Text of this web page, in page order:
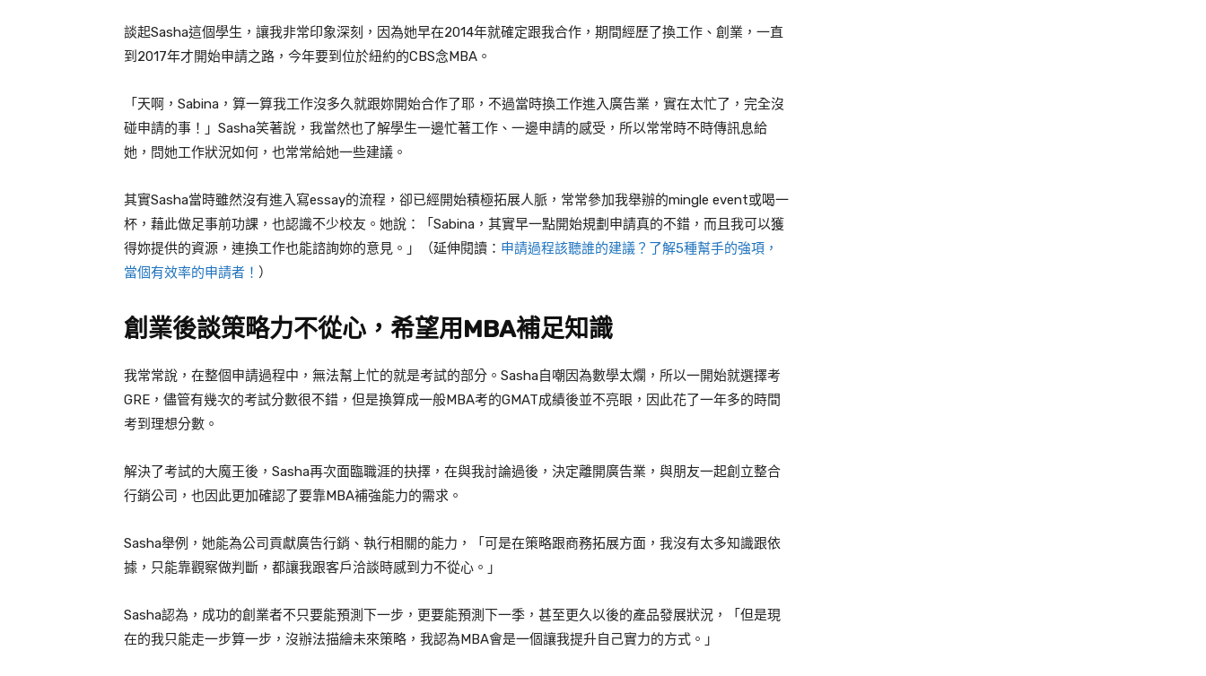
談起Sasha這個學生，讓我非常印象深刻，因為她早在2014年就確定跟我合作，期間經歷了換工作、創業，一直
到 2017年才開始申請之路，今年要到位於紐約的CBS念MBA 。
「天啊， Sabina ，算一算我工作沒多久就跟妳開始合作了耶，不過當時換工作進入廣告業，實在太忙了，完全沒
碰申請的事！」 Sasha笑著說，我當然也了解學生一邊忙著工作、一邊申請的感受，所以常常時不時傳訊息給
她，問她工作狀況如何，也常常給她一些建議。
其實Sasha當時雖然沒有進入寫essay的流程，卻已經開始積極拓展人脈，常常參加我舉辦的mingle event或喝一
杯，藉此做足事前功課，也認識不少校友。她說：「 Sabina ，其實早一點開始規劃申請真的不錯，而且我可以獲
得妳提供的資源，連換工作也能諮詢妳的意見。」（延伸閱讀： 申請過程該聽誰的建議？了解5種幫手的強項，
當個有效率的申請者！ ）
創業後談策略力不從心，希望用 MBA補足知識
我常常說，在整個申請過程中，無法幫上忙的就是考試的部分。 Sasha自嘲因為數學太爛，所以一開始就選擇考
GRE ，儘管有幾次的考試分數很不錯，但是換算成一般MBA考的GMAT成績後並不亮眼，因此花了一年多的時間
考到理想分數。
解決了考試的大魔王後， Sasha再次面臨職涯的抉擇，在與我討論過後，決定離開廣告業，與朋友一起創立整合
行銷公司，也因此更加確認了要靠MBA補強能力的需求。
Sasha舉例，她能為公司貢獻廣告行銷、執行相關的能力，「可是在策略跟商務拓展方面，我沒有太多知識跟依
據，只能靠觀察做判斷，都讓我跟客戶洽談時感到力不從心。」
Sasha認為，成功的創業者不只要能預測下一步，更要能預測下一季，甚至更久以後的產品發展狀況，「但是現
在的我只能走一步算一步，沒辦法描繪未來策略，我認為MBA會是一個讓我提升自己實力的方式。」